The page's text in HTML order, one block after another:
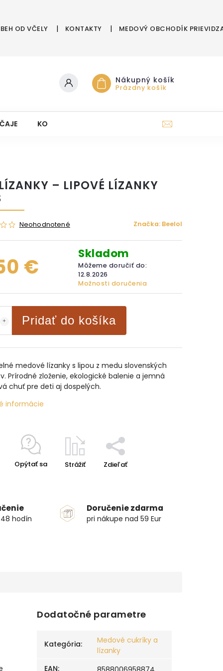
OD VČELY KONTAKTY MEDOVÝ OBCHODÍK
Nákupný košík
Prázdny košík
KOZMETIKA Z ÚĽA DARČEKOVÉ POUKAZY
– LIPOVÉ LÍZANKY
Neohodnotené Značka: Beelol
€
Skladom
Môžeme doručiť do:
12.8.2026
Možnosti doručenia
Pridať do košíka
medové lízanky s lipou z medu slovenských
Prírodné zloženie, ekologické balenie a jemná
chuť pre deti aj dospelých.
informácie
Opýtať sa Strážiť Zdieľať
hodín
Doručenie zdarma
pri nákupe nad 59 Eur
Dodatočné parametre
Kategória:
Medové cukríky a
lízanky
EAN: